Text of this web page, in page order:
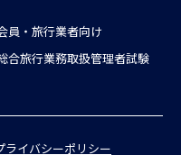
員・旅行業者向け
合旅行業務取扱管理者試験
ライバシーポリシー